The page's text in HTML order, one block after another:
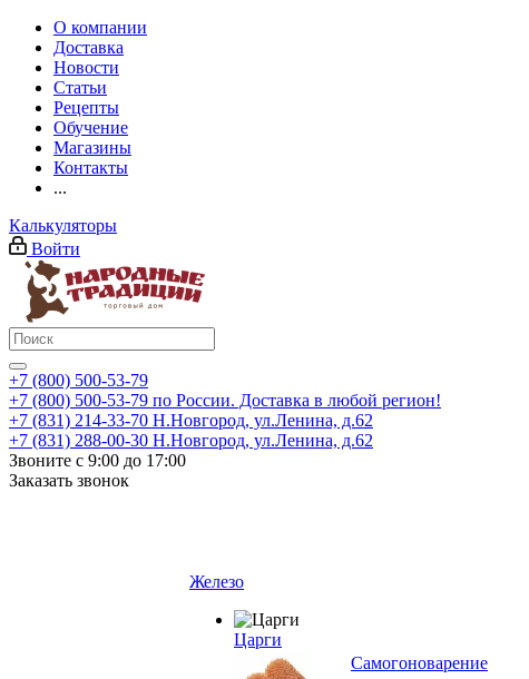
О компании
Доставка
Новости
Статьи
Рецепты
Обучение
Магазины
Контакты
...
Калькуляторы
Войти
+7 (800) 500-53-79
+7 (800) 500-53-79 по России. Доставка в любой регион!
+7 (831) 214-33-70 Н.Новгород, ул.Ленина, д.62
+7 (831) 288-00-30 Н.Новгород, ул.Ленина, д.62
Звоните с 9:00 до 17:00
Заказать звонок
Железо
Царги
Самогоноварение